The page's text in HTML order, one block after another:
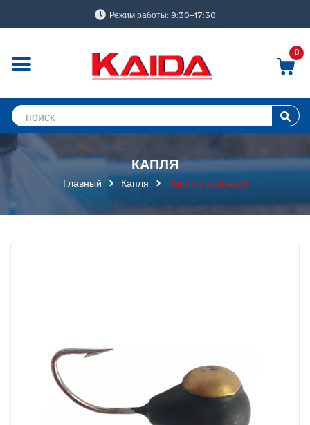
Режим работы: 9:30-17:30
0
КАПЛЯ
Главный Капля Капля с коронкой